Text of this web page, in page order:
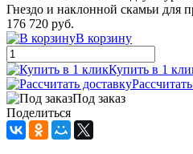
Гнездо и наклонной скамьи для
176 720 руб.
В корзину
Купить в 1
Под заказ
Поделиться